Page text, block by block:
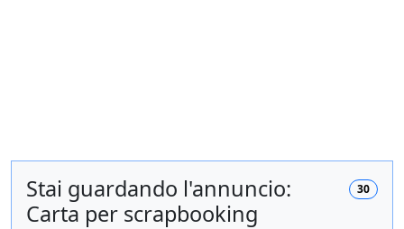
30
Stai guardando l'annuncio:
Carta per scrapbooking